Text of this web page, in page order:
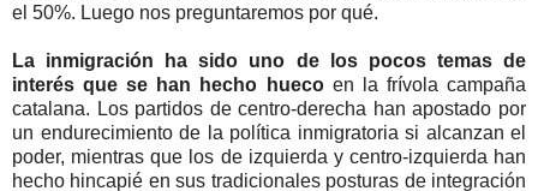
el 50%. Luego nos preguntaremos por qué.
La inmigración ha sido uno de los pocos temas de
interés que se han hecho huecoen la frívola campaña
catalana. Los partidos de centro-derecha han apostado por
un endurecimiento de la política inmigratoria si alcanzan el
poder, mientras que los de izquierda y centro-izquierda han
hecho hincapié en sus tradicionales posturas de integración